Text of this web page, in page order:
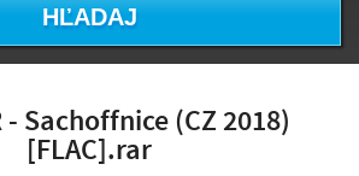
HĽADAJ
- Sachoffnice (CZ 2018)
[FLAC].rar